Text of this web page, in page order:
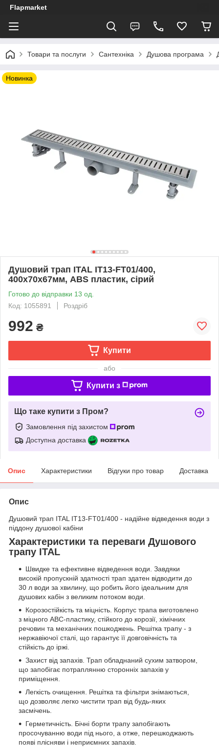
Flapmarket
Товари та послуги Сантехніка Душова програма
Новинка
Душовий трап ITAL IT13-FT01/400,
400х70х67мм, ABS пластик, сірий
Готово до відправки 13 од.
Код: 1055891
Роздріб
992 ₴
Купити
або
Купити з
Що таке купити з Пром?
Замовлення під захистом
Доступна доставка
Опис Характеристики Відгуки про товар Доставка
Опис
Душовий трап ITAL IT13-FT01/400 - надійне відведення води з
піддону душової кабіни
Характеристики та переваги Душового
трапу ITAL
Швидке та ефективне відведення води. Завдяки
високій пропускній здатності трап здатен відводити до
30 л води за хвилину, що робить його ідеальним для
душових кабін з великим потоком води.
Корозостійкість та міцність. Корпус трапа виготовлено
з міцного ABC-пластику, стійкого до корозії, хімічних
речовин та механічних пошкоджень. Решітка трапу - з
нержавіючої сталі, що гарантує її довговічність та
стійкість до іржі.
Захист від запахів. Трап обладнаний сухим затвором,
що запобігає потраплянню сторонніх запахів у
приміщення.
Легкість очищення. Решітка та фільтри знімаються,
що дозволяє легко чистити трап від будь-яких
засмічень.
Герметичність. Бічні борти трапу запобігають
просочуванню води під нього, а отже, перешкоджають
появі плісняви і неприємних запахів.